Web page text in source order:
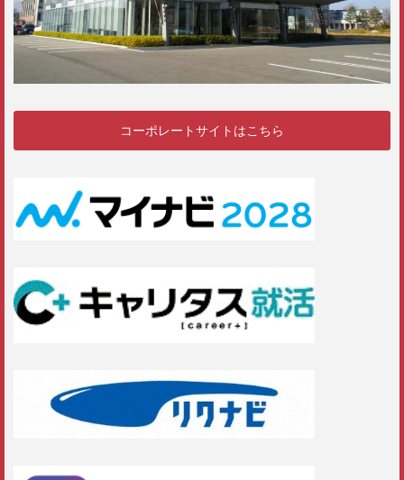
コーポレートサイトはこちら